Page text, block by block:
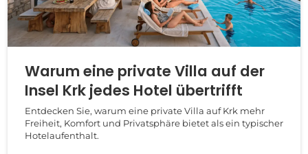
Warum eine private Villa auf der
Insel Krk jedes Hotel übertrifft
Entdecken Sie, warum eine private Villa auf Krk mehr
Freiheit, Komfort und Privatsphäre bietet als ein typischer
Hotelaufenthalt.